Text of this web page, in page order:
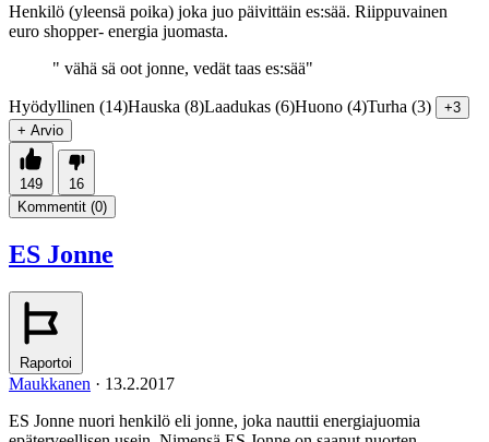
Henkilö (yleensä poika) joka juo päivittäin es:sää. Riippuvainen
euro shopper- energia juomasta.
" vähä sä oot jonne, vedät taas es:sää"
Hyödyllinen (14)Hauska (8)Laadukas (6)Huono (4)Turha (3)
+3
+ Arvio
149
16
Kommentit (0)
ES Jonne
Raportoi
Maukkanen · 13.2.2017
ES Jonne nuori henkilö eli jonne, joka nauttii energiajuomia